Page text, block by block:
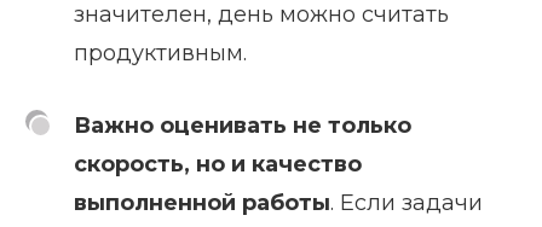
значителен, день можно считать
продуктивным.
Важно оценивать не только
скорость, но и качество
выполненной работы. Если задачи